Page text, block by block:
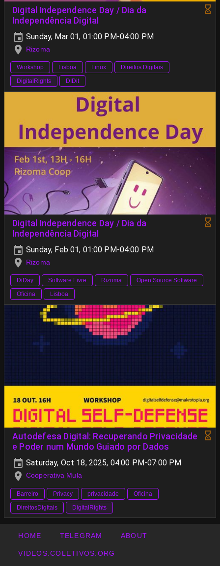
Digital Independence Day / Dia da
Independência Digital
Sunday, Mar 01, 01:00 PM-04:00 PM
Rizoma
Workshop Lisboa Linux
Direitos Digitais
DigitalRights
DIDit
Digital Independence Day / Dia da
Independência Digital
Sunday, Feb 01, 01:00 PM-04:00 PM
Rizoma
DiDay Software Livre Rizoma
Open Source Software
Oficina
Lisboa
Autodefesa Digital: Recuperando Privacidade
e Poder num Mundo Guiado por Dados
Saturday, Oct 18, 2025, 04:00 PM-07:00 PM
Cooperativa Mula
Barreiro Privacy privacidade
Oficina
DireitosDigitais
DigitalRights
HOME TELEGRAM ABOUT
VIDEOS.COLETIVOS.ORG